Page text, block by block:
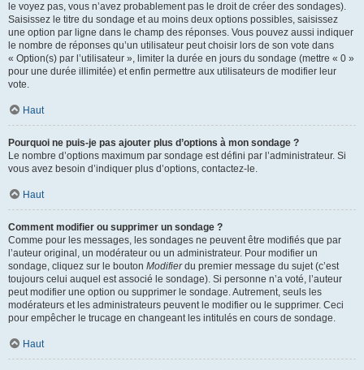
le voyez pas, vous n’avez probablement pas le droit de créer des sondages).
Saisissez le titre du sondage et au moins deux options possibles, saisissez
une option par ligne dans le champ des réponses. Vous pouvez aussi indiquer
le nombre de réponses qu’un utilisateur peut choisir lors de son vote dans
« Option(s) par l’utilisateur », limiter la durée en jours du sondage (mettre « 0 »
pour une durée illimitée) et enfin permettre aux utilisateurs de modifier leur
vote.
Haut
Pourquoi ne puis-je pas ajouter plus d’options à mon sondage ?
Le nombre d’options maximum par sondage est défini par l’administrateur. Si
vous avez besoin d’indiquer plus d’options, contactez-le.
Haut
Comment modifier ou supprimer un sondage ?
Comme pour les messages, les sondages ne peuvent être modifiés que par
l’auteur original, un modérateur ou un administrateur. Pour modifier un
sondage, cliquez sur le bouton Modifierdu premier message du sujet (c’est
toujours celui auquel est associé le sondage). Si personne n’a voté, l’auteur
peut modifier une option ou supprimer le sondage. Autrement, seuls les
modérateurs et les administrateurs peuvent le modifier ou le supprimer. Ceci
pour empêcher le trucage en changeant les intitulés en cours de sondage.
Haut